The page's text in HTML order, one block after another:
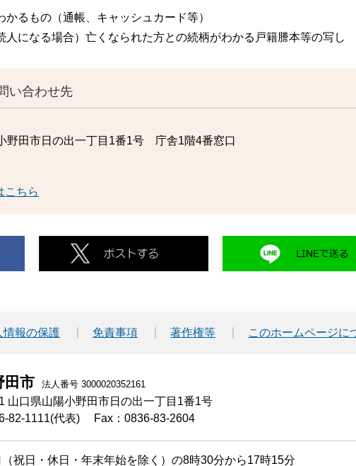
かるもの（通帳、キャッシュカード等）
人になる場合）亡くなられた方との続柄がわかる戸籍謄本等の写し
い合わせ先
野田市日の出一丁目1番1号 庁舎1階4番窓口
こちら
情報の保護 免責事項 著作権等 このホームページに
田市 法人番号 3000020352161
山口県山陽小野田市日の出一丁目1番1号
82-1111(代表)
Fax：0836-83-2604
祝日・休日・年末年始を除く）の8時30分から17時15分